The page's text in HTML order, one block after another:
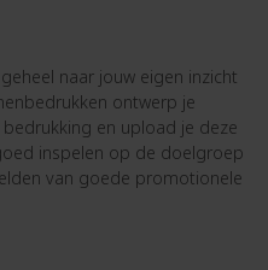
naar jouw eigen inzicht
ontwerp je
en upload je deze
inspelen op de doelgroep
van goede promotionele